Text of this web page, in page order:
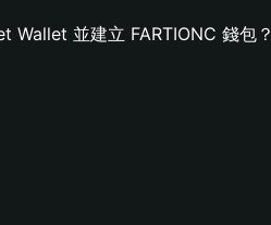
Wallet 並建立 FARTIONC 錢包？